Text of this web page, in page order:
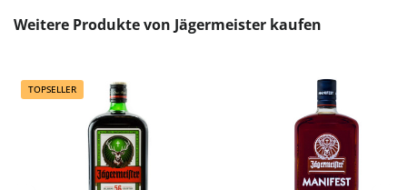
Produktgalerie überspringen
Weitere Produkte von Jägermeister kaufen
TOPSELLER